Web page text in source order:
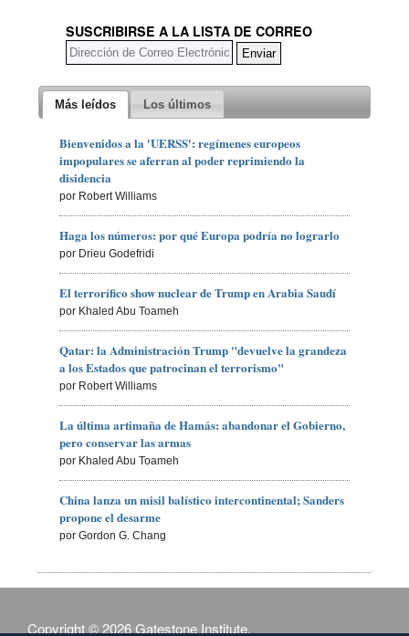
SUSCRIBIRSE A LA LISTA DE CORREO
Más leídos Los últimos
Bienvenidos a la 'UERSS': regímenes europeos
impopulares se aferran al poder reprimiendo la
disidencia
por Robert Williams
Haga los números: por qué Europa podría no lograrlo
por Drieu Godefridi
El terrorífico show nuclear de Trump en Arabia Saudí
por Khaled Abu Toameh
Qatar: la Administración Trump "devuelve la grandeza
a los Estados que patrocinan el terrorismo"
por Robert Williams
La última artimaña de Hamás: abandonar el Gobierno,
pero conservar las armas
por Khaled Abu Toameh
China lanza un misil balístico intercontinental; Sanders
propone el desarme
por Gordon G. Chang
Copyright © 2026 Gatestone Institute.